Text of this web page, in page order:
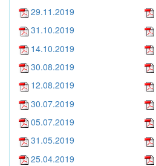
29.11.2019
31.10.2019
14.10.2019
30.08.2019
12.08.2019
30.07.2019
05.07.2019
31.05.2019
25.04.2019